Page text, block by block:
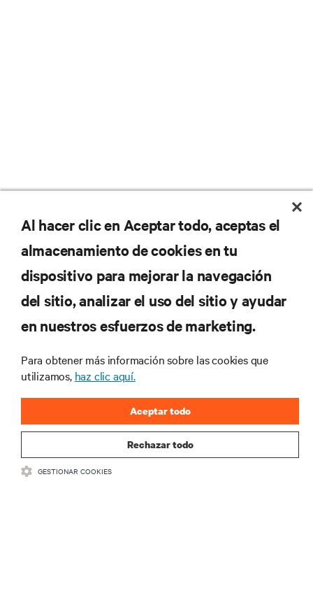
Suscríbete para conocer las últimas tendencias
tecnológicas
y perspectivas de expertos sobre gestión de
centros de datos y gestión de infraestructuras.
Al hacer clic en Aceptar todo, aceptas el
almacenamiento de cookies en tu
dispositivo para mejorar la navegación
del sitio, analizar el uso del sitio y ayudar
en nuestros esfuerzos de marketing.
Para obtener más información sobre las cookies que
utilizamos, haz clic aquí.
Rechazar todo
Aceptar todo
GESTIONAR COOKIES